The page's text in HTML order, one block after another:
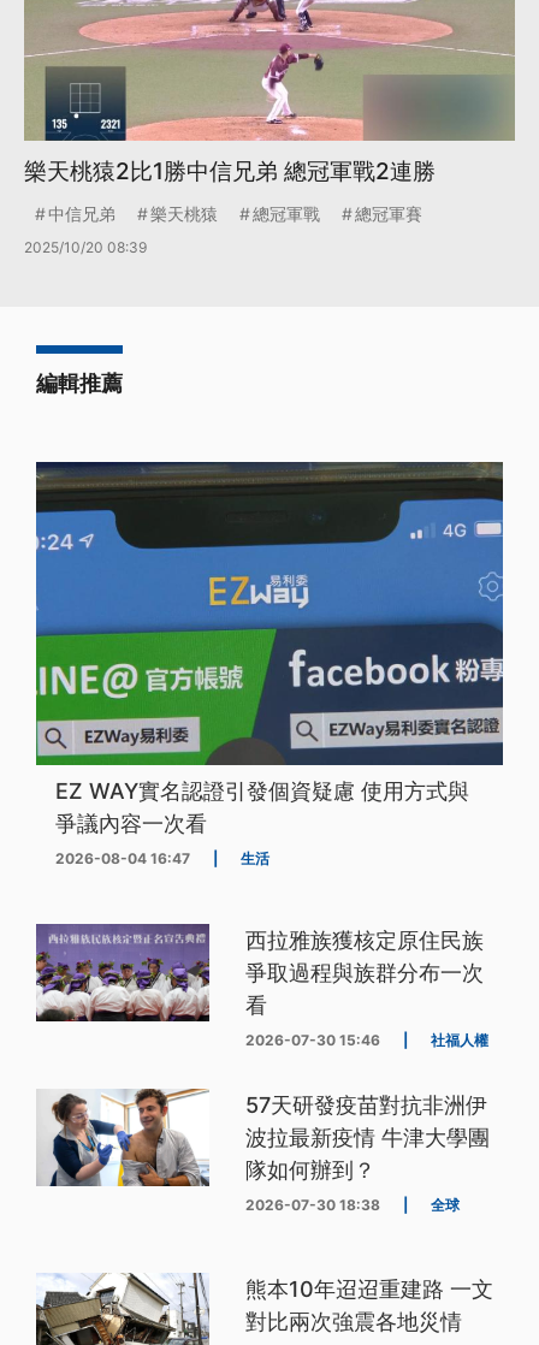
樂天桃猿2比1勝中信兄弟 總冠軍戰2連勝
中信兄弟 樂天桃猿 總冠軍戰 總冠軍賽
2025/10/20 08:39
編輯推薦
EZ WAY實名認證引發個資疑慮 使用方式與
爭議內容一次看
2026-08-04 16:47 生活
西拉雅族獲核定原住民族
爭取過程與族群分布一次
看
2026-07-30 15:46 社福人權
57天研發疫苗對抗非洲伊
波拉最新疫情 牛津大學團
隊如何辦到？
2026-07-30 18:38 全球
熊本10年迢迢重建路 一文
對比兩次強震各地災情